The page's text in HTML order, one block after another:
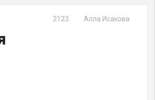
Алла Исакова
2123